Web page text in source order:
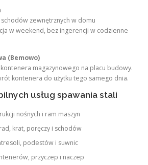
zewnętrznych w domu
w weekend, bez ingerencji w codzienne
(Bemowo)
magazynowego na placu budowy.
kontenera do użytku tego samego dnia.
usług spawania stali
nośnych i ram maszyn
krat, poręczy i schodów
podestów i suwnic
przyczep i naczep